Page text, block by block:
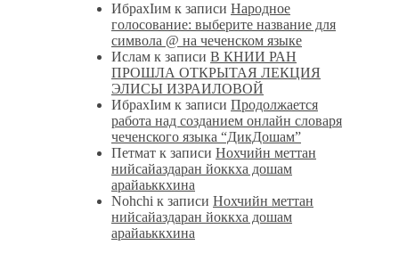
ИбрахIим к записи Народное
голосование: выберите название для
символа @ на чеченском языке
Ислам к записи В КНИИ РАН
ПРОШЛА ОТКРЫТАЯ ЛЕКЦИЯ
ЭЛИСЫ ИЗРАИЛОВОЙ
ИбрахIим к записи Продолжается
работа над созданием онлайн словаря
чеченского языка “ДикДошам”
Петмат к записи Нохчийн меттан
нийсайаздаран йоккха дошам
арайаьккхина
Nohchi к записи Нохчийн меттан
нийсайаздаран йоккха дошам
арайаьккхина